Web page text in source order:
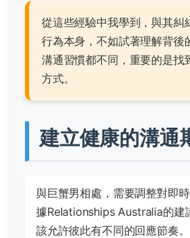
從這些經驗中我學到，與其糾
行為本身，不如試著理解背後
溝通習慣都不同，重要的是找
方式。
建立健康的溝通
與巨蟹男相處，需要調整對即
據Relationships Australia的建
該允許彼此有不同的回應節奏。